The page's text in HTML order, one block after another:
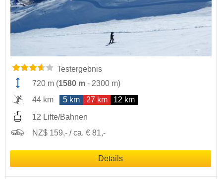
Testergebnis
720 m (1580 m - 2300 m)
44 km
5 km 27 km 12 km
12 Lifte/Bahnen
NZ$ 159,- / ca. € 81,-
Details